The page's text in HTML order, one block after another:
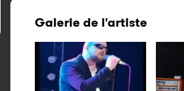
Galerie de l'artiste